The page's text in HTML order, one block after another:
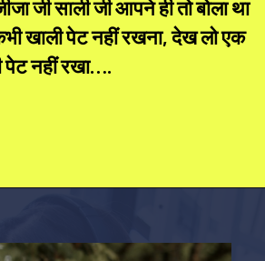
जी साली जी आपने ही तो बोला था
खाली पेट नहीं रखना, देख लो एक
पेट नहीं रखा….